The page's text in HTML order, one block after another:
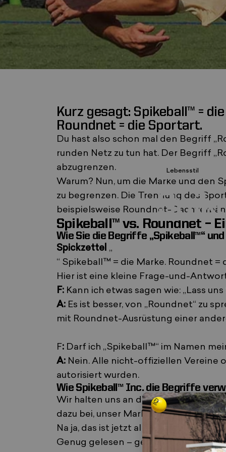
Lebensstil
Kurz gesagt: Spikeball™ =
Roundnet = die Sportart.
Du hast also schon mal den Begriff
runden Netz zu tun hat. Der Begriff
abzugrenzen.
Warum? Nun, um die Marke und den
zu begrenzen. Die Trennung des
beispielsweise Roundnet-
Spikeball™ vs. Roundnet –
Wie Sie die Begriffe „Spikeball™“
Spickzettel „
“ Spikeball™ = die Marke. Roundnet =
Hier ist eine kleine Frage-und-
, die in einem neuen Tab bzw. in
F: Kann ich etwas sagen wie: „Lass
A: Es ist besser, von „Roundnet“ zu
mit Roundnet-Ausrüstung einer
F: Darf ich „Spikeball™“ im Namen
A: Nein. Alle nicht-offiziellen Vereine
autorisiert wurden.
Wie Spikeball™ Inc. die Begriffe
Wir halten uns an dieselben Regeln
dazu bei, unser Markenzeichen zu
Na ja, das ist jetzt alles viel zu
Genug gelesen – geh raus und spiel
, wird in einem neuen Tab geöffnet.